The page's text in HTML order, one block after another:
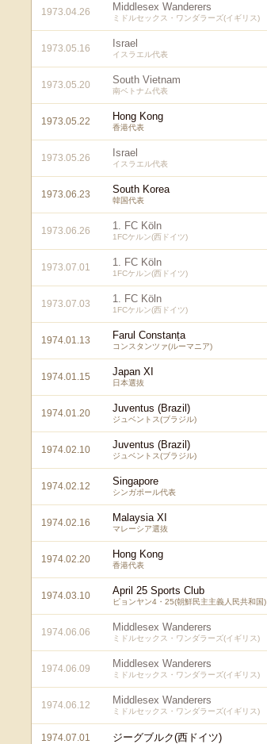
1973.04.26 Middlesex Wanderers
ミドルセックス・ワンダラーズ(イギリス)
1973.05.16 Israel
イスラエル代表
1973.05.20 South Vietnam
南ベトナム代表
1973.05.22 Hong Kong
香港代表
1973.05.26 Israel
イスラエル代表
1973.06.23 South Korea
韓国代表
1973.06.26 1. FC Köln
1FCケルン(西ドイツ)
1973.07.01 1. FC Köln
1FCケルン(西ドイツ)
1973.07.03 1. FC Köln
1FCケルン(西ドイツ)
1974.01.13 Farul Constanța
コンスタンツァ(ルーマニア)
1974.01.15 Japan XI
日本選抜
1974.01.20 Juventus (Brazil)
ジュベントス(ブラジル)
1974.02.10 Juventus (Brazil)
ジュベントス(ブラジル)
1974.02.12 Singapore
シンガポール代表
1974.02.16 Malaysia XI
マレーシア選抜
1974.02.20 Hong Kong
香港代表
1974.03.10 April 25 Sports Club
ピョンヤン4・25(朝鮮民主主義人民共和国)
1974.06.06 Middlesex Wanderers
ミドルセックス・ワンダラーズ(イギリス)
1974.06.09 Middlesex Wanderers
ミドルセックス・ワンダラーズ(イギリス)
1974.06.12 Middlesex Wanderers
ミドルセックス・ワンダラーズ(イギリス)
1974.07.01 ジーグブルク(西ドイツ)